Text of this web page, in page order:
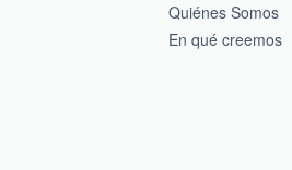
Quiénes Somos
En qué creemos